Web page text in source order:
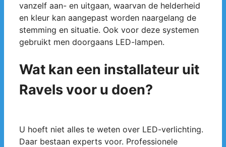
vanzelf aan- en uitgaan, waarvan de helderheid
en kleur kan aangepast worden naargelang de
stemming en situatie. Ook voor deze systemen
gebruikt men doorgaans LED-lampen.
Wat kan een installateur uit
Ravels voor u doen?
U hoeft niet alles te weten over LED-verlichting.
Daar bestaan experts voor. Professionele